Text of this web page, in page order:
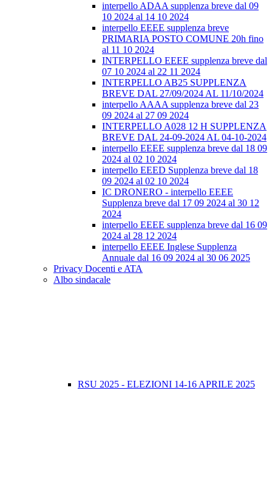
interpello ADAA supplenza breve dal 09
10 2024 al 14 10 2024
interpello EEEE supplenza breve
PRIMARIA POSTO COMUNE 20h fino
al 11 10 2024
INTERPELLO EEEE supplenza breve dal
07 10 2024 al 22 11 2024
INTERPELLO AB25 SUPPLENZA
BREVE DAL 27/09/2024 AL 11/10/2024
interpello AAAA supplenza breve dal 23
09 2024 al 27 09 2024
INTERPELLO A028 12 H SUPPLENZA
BREVE DAL 24-09-2024 AL 04-10-2024
interpello EEEE supplenza breve dal 18 09
2024 al 02 10 2024
interpello EEED Supplenza breve dal 18
09 2024 al 02 10 2024
IC DRONERO - interpello EEEE
Supplenza breve dal 17 09 2024 al 30 12
2024
interpello EEEE supplenza breve dal 16 09
2024 al 28 12 2024
interpello EEEE Inglese Supplenza
Annuale dal 16 09 2024 al 30 06 2025
Privacy Docenti e ATA
Albo sindacale
RSU 2025 - ELEZIONI 14-16 APRILE 2025